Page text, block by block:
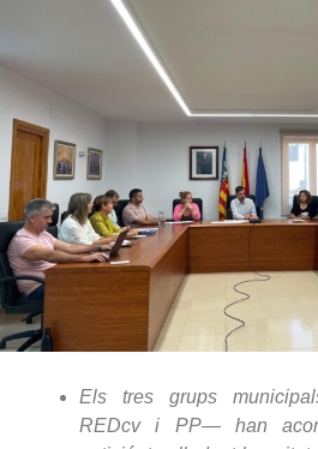
Els tres grups
REDcv i PP— han